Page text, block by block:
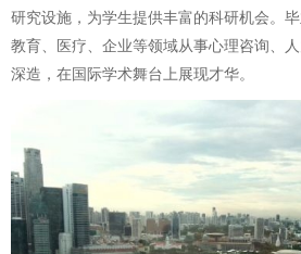
研究设施，为学生提供丰富的科研机会。
教育、医疗、企业等领域从事心理咨询、
深造，在国际学术舞台上展现才华。